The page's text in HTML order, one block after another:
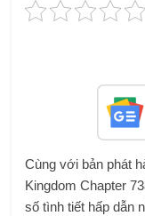
Cùng với bản phát
Kingdom Chapter
số tình tiết hấp dẫn